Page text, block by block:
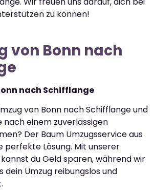
zu können!
von Bonn nach
nach Schifflange
von Bonn nach Schifflange und
nach einem zuverlässigen
Der Baum Umzugsservice aus
perfekte Lösung. Mit unserer
du Geld sparen, während wir
dein Umzug reibungslos und